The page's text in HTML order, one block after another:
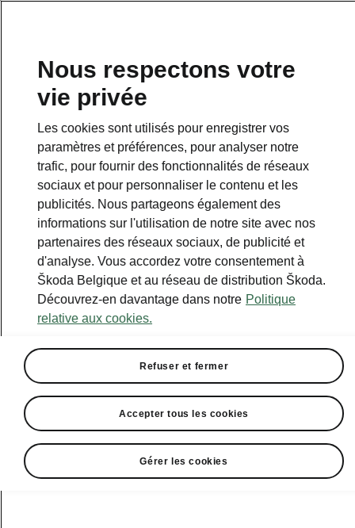
Nous respectons votre
vie privée
Les cookies sont utilisés pour enregistrer vos
paramètres et préférences, pour analyser notre
trafic, pour fournir des fonctionnalités de réseaux
sociaux et pour personnaliser le contenu et les
publicités. Nous partageons également des
informations sur l'utilisation de notre site avec nos
partenaires des réseaux sociaux, de publicité et
d'analyse. Vous accordez votre consentement à
Škoda Belgique et au réseau de distribution Škoda.
Découvrez-en davantage dans notre Politique
relative aux cookies.
Refuser et fermer
Accepter tous les cookies
Gérer les cookies